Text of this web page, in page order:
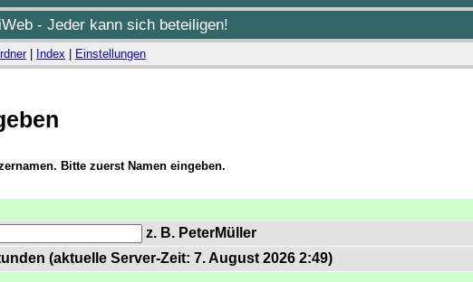
- Jeder kann sich beteiligen!
| Index Einstellungen
Bitte zuerst Namen eingeben.
z. B. PeterMüller
(aktuelle Server-Zeit: 7. August 2026 2:49)